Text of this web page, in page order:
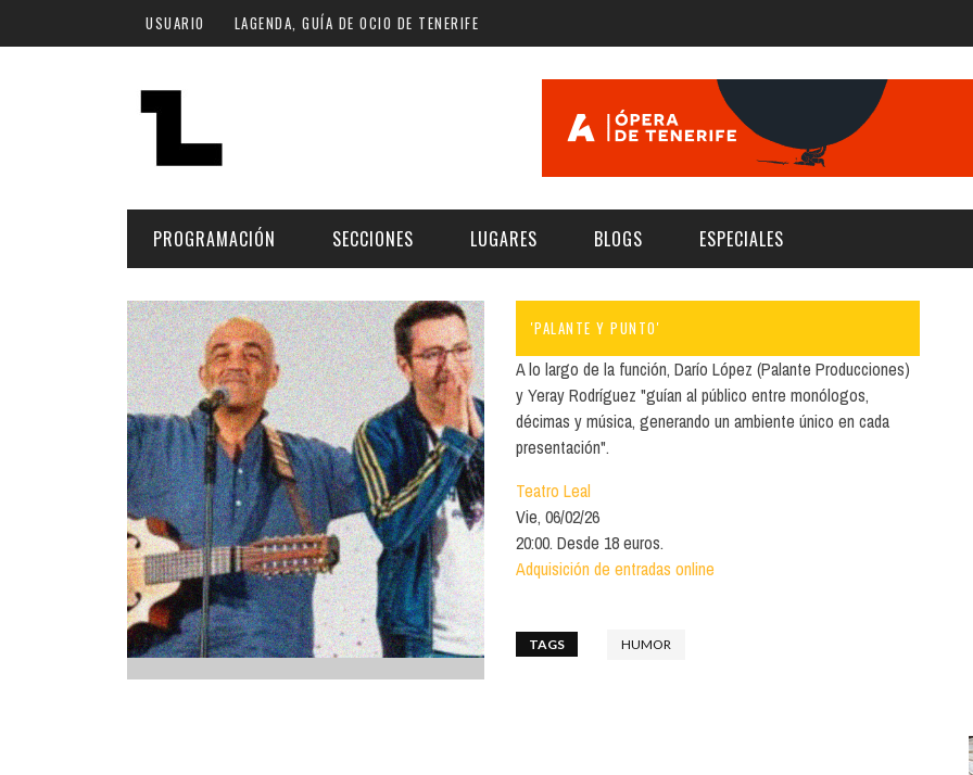
Pasar al contenido principal
USUARIO LAGENDA, GUÍA DE OCIO DE TENERIFE
PROGRAMACIÓN
FECHA
Hoy
Plan Finde
LUGAR
Norte
Santa Cruz | La Laguna
Islas
Cultura
SECCIONES
MÚSICA
ESCÉNICAS
CULTURA
GASTRONOMÍA
INFANTIL
LUGARES
ARTE | MUSEOS
SALAS Y AUDITORIOS
ESPACIOS CULTURALES
NOCHE
LOCALES CON ACTUACIONES
COMERCIO
GASTRO
FORMATIVO
BLOGS ESPECIALES
FESTIVAL TAGANANA 2026
TENERIFE PHE FESTIVAL 2026
'PALANTE Y PUNTO'
A lo largo de la función, Darío López (Palante Producciones)
y Yeray Rodríguez "guían al público entre monólogos,
décimas y música, generando un ambiente único en cada
presentación".
Teatro Leal
Vie, 06/02/26
20:00. Desde 18 euros.
Adquisición de entradas online
TAGS HUMOR